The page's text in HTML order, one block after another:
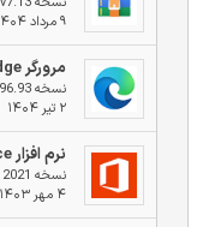
۹ مرداد ۱۴۰۴
مرورگر Microsoft Edge
نسخه v137.0.3296.93
۲ تیر ۱۴۰۴
نرم افزار Microsoft Office
نسخه 2021 VL v2409 Build 18025.20096
۴ مهر ۱۴۰۳